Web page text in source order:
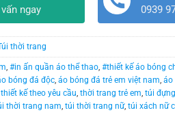
ngay
0939
thời trang
, #in ấn quần áo thể thao, #thiết kế áo bóng
bóng đá độc, áo bóng đá trẻ em việt nam, áo
kế theo yêu cầu, thời trang trẻ em, túi
thời trang nam, túi thời trang nữ, túi xách nữ